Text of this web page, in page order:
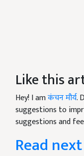
Like this
Hey! I amकंचन मौर्य.
suggestions to
suggestions and
Read next